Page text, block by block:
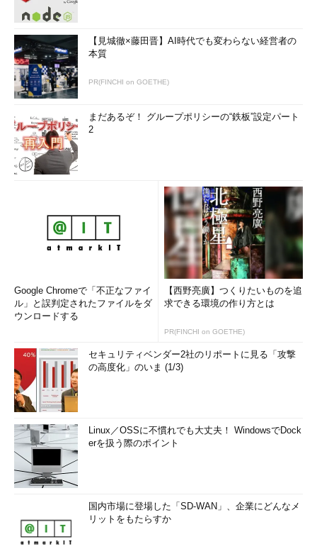
【見城徹×藤田晋】AI時代でも変わらない経営者の
本質
PR(FINCHI on GOETHE)
まだあるぞ！ グループポリシーの“鉄板”設定パート
2
Google Chromeで「不正なファイ
ル」と誤判定されたファイルをダ
ウンロードする
【西野亮廣】つくりたいものを追
求できる環境の作り方とは
PR(FINCHI on GOETHE)
セキュリティベンダー2社のリポートに見る「攻撃
の高度化」のいま (1/3)
Linux／OSSに不慣れでも大丈夫！ WindowsでDock
erを扱う際のポイント
国内市場に登場した「SD-WAN」、企業にどんなメ
リットをもたらすか